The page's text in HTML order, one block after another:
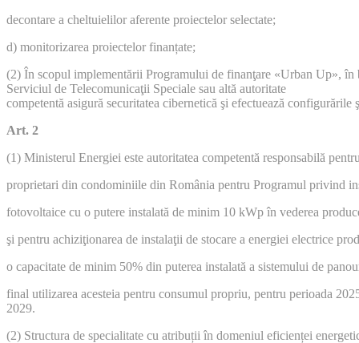
decontare a cheltuielilor aferente proiectelor selectate;
d) monitorizarea proiectelor finanțate;
(2) În scopul implementării Programului de finanţare «Urban Up»,
Serviciul de Telecomunicaţii Speciale sau altă autoritate
competentă asigură securitatea cibernetică şi efectuează
Art. 2
(1) Ministerul Energiei este autoritatea competentă responsabilă
proprietari din condominiile din România pentru Programul privind
fotovoltaice cu o putere instalată de minim 10 kWp în vederea
şi pentru achiziţionarea de instalaţii de stocare a energiei electrice
o capacitate de minim 50% din puterea instalată a sistemului de
final utilizarea acesteia pentru consumul propriu, pentru perioada
2029.
(2) Structura de specialitate cu atribuții în domeniul eficienței